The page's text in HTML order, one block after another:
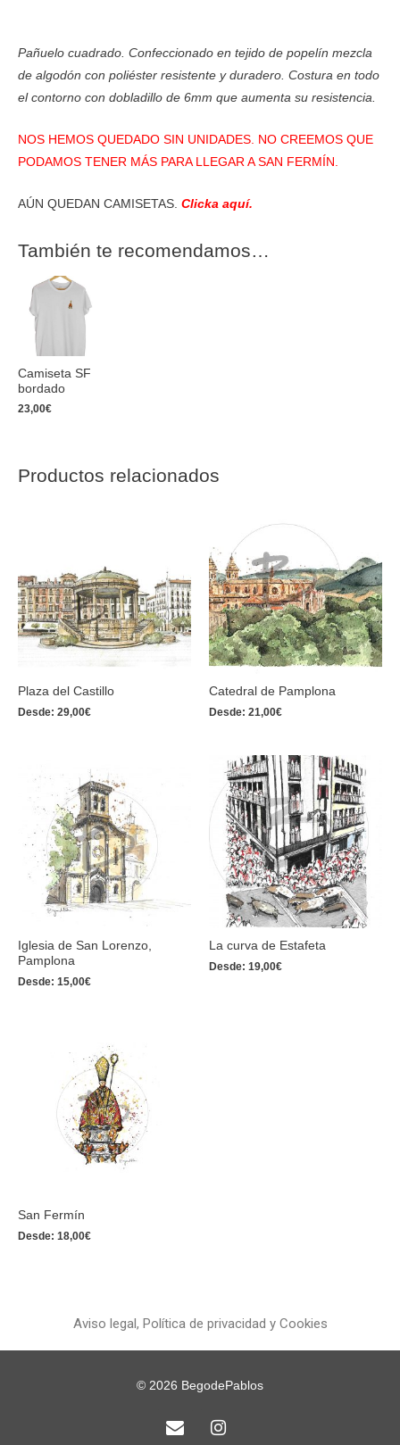
Pañuelo cuadrado. Confeccionado en tejido de popelín mezcla
de algodón con poliéster resistente y duradero. Costura en todo
el contorno con dobladillo de 6mm que aumenta su resistencia.
NOS HEMOS QUEDADO SIN UNIDADES. NO CREEMOS QUE
PODAMOS TENER MÁS PARA LLEGAR A SAN FERMÍN.
AÚN QUEDAN CAMISETAS. Clicka aquí.
También te recomendamos…
Camiseta SF
bordado
23,00€
Productos relacionados
Plaza del Castillo
Desde: 29,00€
Catedral de Pamplona
Desde: 21,00€
Iglesia de San Lorenzo,
Pamplona
Desde: 15,00€
La curva de Estafeta
Desde: 19,00€
San Fermín
Desde: 18,00€
Aviso legal, Política de privacidad y Cookies
© 2026 BegodePablos